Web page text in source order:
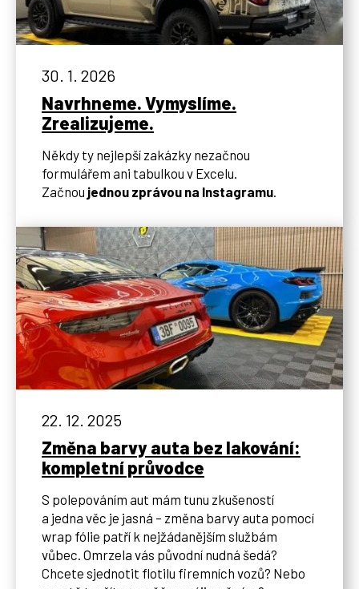
30. 1. 2026
Navrhneme. Vymyslíme.
Zrealizujeme.
Někdy ty nejlepší zakázky nezačnou
formulářem ani tabulkou v Excelu.
Začnou jednou zprávou na Instagramu.
22. 12. 2025
Změna barvy auta bez lakování:
kompletní průvodce
S polepováním aut mám tunu zkušeností
a jedna věc je jasná – změna barvy auta pomocí
wrap fólie patří k nejžádanějším službám
vůbec. Omrzela vás původní nudná šedá?
Chcete sjednotit flotilu firemních vozů? Nebo